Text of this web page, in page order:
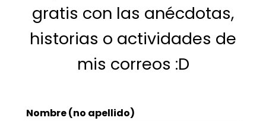
gratis con las anécdotas,
historias o actividades de
mis correos :D
Nombre (no apellido)